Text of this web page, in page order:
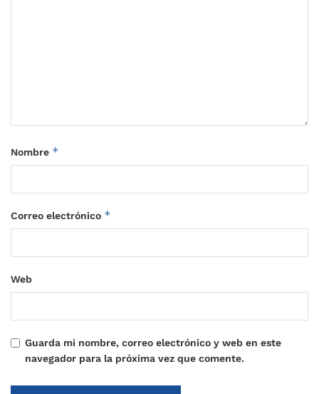
Nombre *
Correo electrónico *
Web
Guarda mi nombre, correo electrónico y web en este
navegador para la próxima vez que comente.